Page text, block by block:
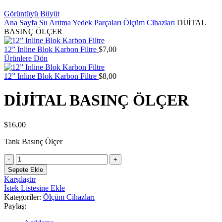
Görüntüyü Büyüt
Ana Sayfa Su Arıtma Yedek Parçaları Ölçüm Cihazları DİJİTAL
BASINÇ ÖLÇER
12” Inline Blok Karbon Filtre $7,00
Ürünlere Dön
12” Inline Blok Karbon Filtre $8,00
DİJİTAL BASINÇ ÖLÇER
$16,00
Tank Basınç Ölçer
DİJİTAL
BASINÇ
ÖLÇER
adet
Sepete Ekle
Karşılaştır
İstek Listesine Ekle
Kategoriler: Ölçüm Cihazları
Paylaş: